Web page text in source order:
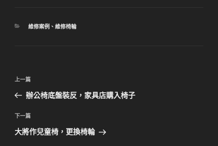
分
維修案例 、 維修椅輪
文
導
覽
上
一
文
章
上一篇
辦公椅底盤裝反，家具店購入椅子
下
一
下一篇
大將作兒童椅，更換椅輪